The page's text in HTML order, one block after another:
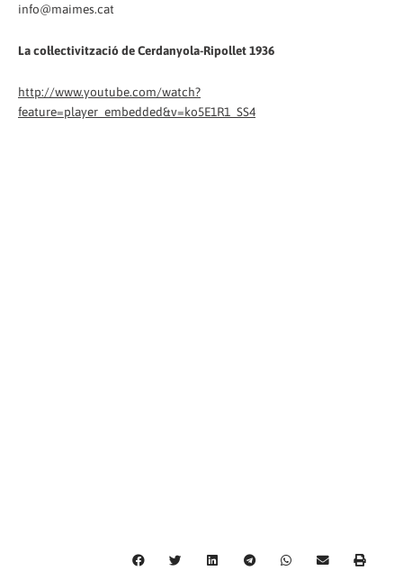
info@maimes.cat
La col·lectivització de Cerdanyola-Ripollet 1936
http://www.youtube.com/watch?
feature=player_embedded&v=ko5E1R1_SS4